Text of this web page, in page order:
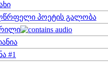
პოეტის გალობა
#1